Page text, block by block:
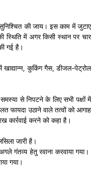
सुनिश्चित की जाय। इस काम में जुटाए
स्थिति में अगर किसी स्थान पर चार
गई है।
खाद्यान्न, कुकिंग गैस, डीजल-पेट्रोल
से निपटने के लिए सभी पक्षों में
फायदा उठाने वाले तत्वों को आगाह
कार्रवाई करने को कहा है।
जारी है।
गंतव्य हेतु रवाना करवाया गया।
गया।